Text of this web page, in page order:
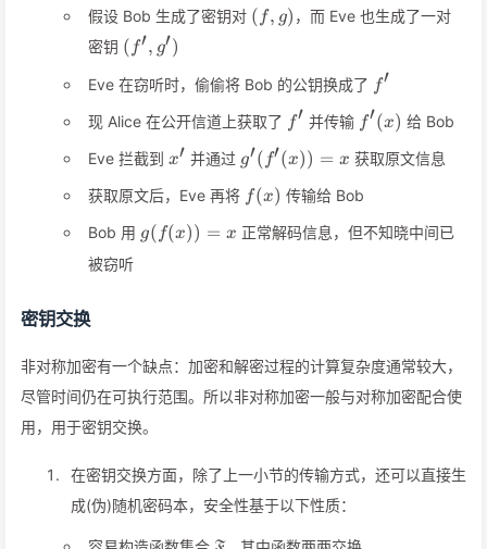
假设 Bob 生成了密钥对 (f,g)
( f, g) ，而 Eve 也生成了一对
密钥 (f',g')
( f′, g′)
Eve 在窃听时，偷偷将 Bob 的公钥换成了 f'
f′
现 Alice 在公开信道上获取了 f'
f′ 并传输 f'(x)
f′(x) 给 Bob
Eve 拦截到 x'
x′ 并通过 g'(f'(x))=x
g′( f′(x)) = x 获取原文信息
获取原文后，Eve 再将 f(x)
f(x) 传输给 Bob
Bob 用 g(f(x))=x
g( f(x)) = x 正常解码信息，但不知晓中间已
被窃听
密钥交换
非对称加密有一个缺点：加密和解密过程的计算复杂度通常较大，
尽管时间仍在可执行范围。所以非对称加密一般与对称加密配合使
用，用于密钥交换。
在密钥交换方面，除了上一小节的传输方式，还可以直接生
成(伪)随机密码本，安全性基于以下性质：
\mathfrak{F}